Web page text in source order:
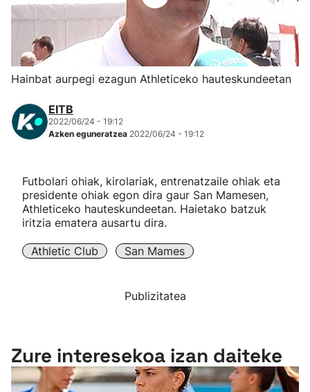
Herri-kirolak
Eskubaloia
Atletismoa
Mendi-lasterketak
Kirol gehiago
"Helmuga"
Hainbat aurpegi ezagun Athleticeko hauteskundeetan
EITB
2022/06/24 - 19:12
Azken eguneratzea 2022/06/24 - 19:12
Futbolari ohiak, kirolariak, entrenatzaile ohiak eta
presidente ohiak egon dira gaur San Mamesen,
Athleticeko hauteskundeetan. Haietako batzuk
iritzia ematera ausartu dira.
Athletic Club San Mames
Publizitatea
Zure interesekoa izan daiteke